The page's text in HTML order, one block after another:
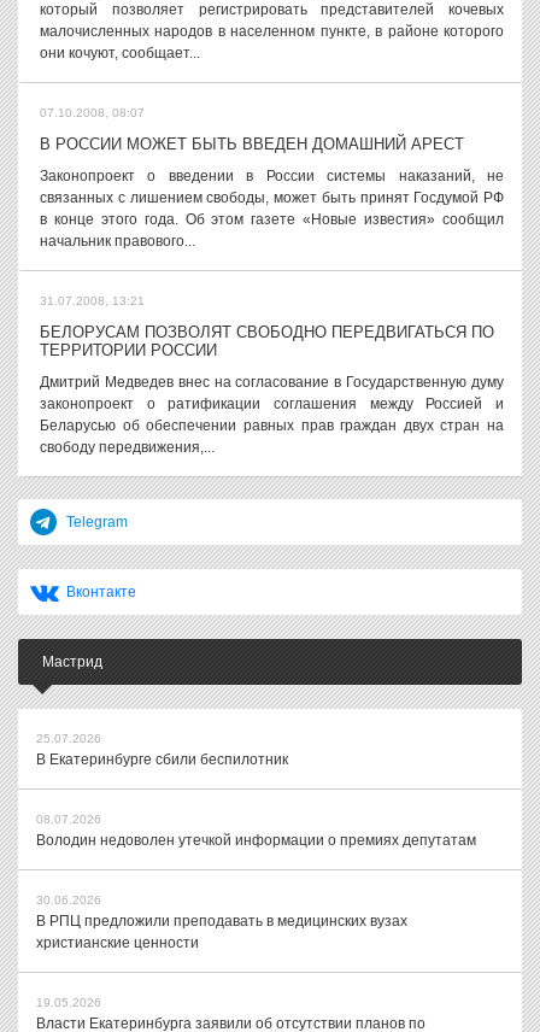
который позволяет регистрировать представителей кочевых
малочисленных народов в населенном пункте, в районе которого
они кочуют, сообщает...
07.10.2008, 08:07
В РОССИИ МОЖЕТ БЫТЬ ВВЕДЕН ДОМАШНИЙ АРЕСТ
Законопроект о введении в России системы наказаний, не
связанных с лишением свободы, может быть принят Госдумой РФ
в конце этого года. Об этом газете «Новые известия» сообщил
начальник правового...
31.07.2008, 13:21
БЕЛОРУСАМ ПОЗВОЛЯТ СВОБОДНО ПЕРЕДВИГАТЬСЯ ПО
ТЕРРИТОРИИ РОССИИ
Дмитрий Медведев внес на согласование в Государственную думу
законопроект о ратификации соглашения между Россией и
Беларусью об обеспечении равных прав граждан двух стран на
свободу передвижения,...
Telegram
Вконтакте
Мастрид
25.07.2026
В Екатеринбурге сбили беспилотник
08.07.2026
Володин недоволен утечкой информации о премиях депутатам
30.06.2026
В РПЦ предложили преподавать в медицинских вузах
христианские ценности
19.05.2026
Власти Екатеринбурга заявили об отсутствии планов по